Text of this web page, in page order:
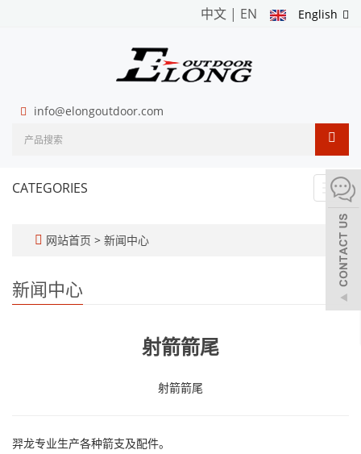
English
中文 | EN
info@elongoutdoor.com
CATEGORIES
网站首页 > 新闻中心
新闻中心
射箭箭尾
射箭箭尾
羿龙专业生产各种箭支及配件。